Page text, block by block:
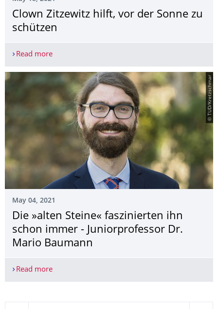
Clown Zitzewitz hilft, vor der Sonne zu
schützen
Read moreClown Zitzewitz hilft, vor der Sonne zu schützen
© TUD/Kretzschmar
May 04, 2021
Die »alten Steine« faszinierten ihn
schon immer - Juniorprofessor Dr.
Mario Baumann
Read moreDie »alten Steine« faszinierten ihn schon immer